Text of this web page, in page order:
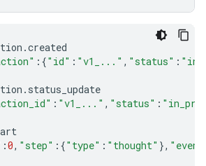
.created
:{"id" : "v1_..." , "status" :
. status_update
: "v1_..." , "status" :
:0, "step" :{"type" : "thought" },